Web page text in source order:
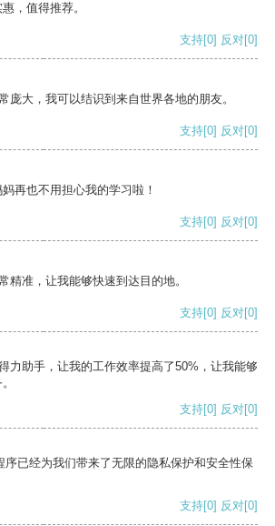
，值得推荐。
支持[0] 反对[0]
庞大，我可以结识到来自世界各地的朋友。
支持[0] 反对[0]
再也不用担心我的学习啦！
支持[0] 反对[0]
精准，让我能够快速到达目的地。
支持[0] 反对[0]
力助手，让我的工作效率提高了50%，让我能够
支持[0] 反对[0]
序已经为我们带来了无限的隐私保护和安全性保
支持[0] 反对[0]